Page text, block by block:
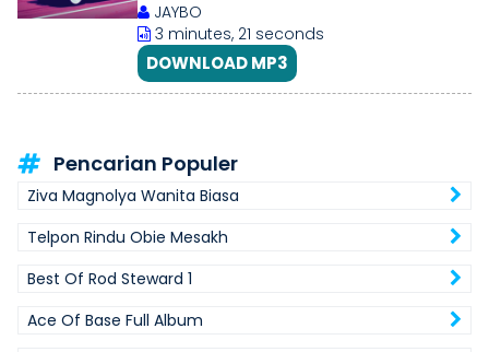
JAYBO
3 minutes, 21 seconds
DOWNLOAD MP3
Pencarian Populer
Ziva Magnolya Wanita Biasa
Telpon Rindu Obie Mesakh
Best Of Rod Steward 1
Ace Of Base Full Album